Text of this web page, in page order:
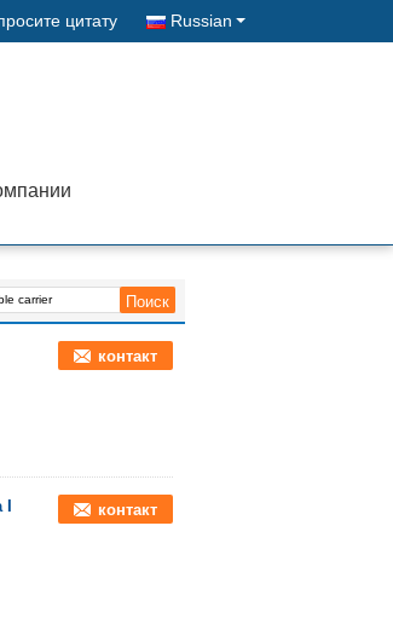
цитату Russian
контакт
контакт